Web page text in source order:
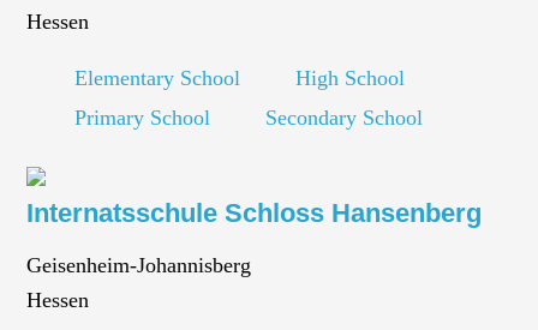
Hessen
Elementary School
High School
Primary School
Secondary School
Internatsschule Schloss Hansenberg
Geisenheim-Johannisberg
Hessen